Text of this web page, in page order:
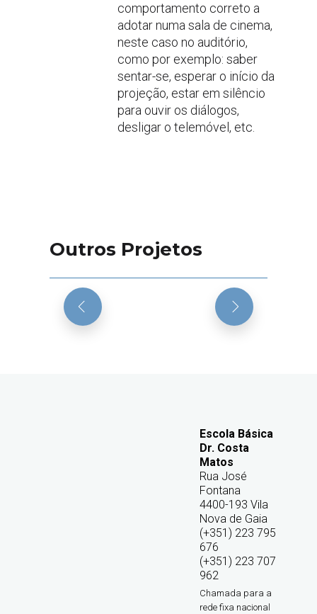
comportamento correto a
adotar numa sala de cinema,
neste caso no auditório,
como por exemplo: saber
sentar-se, esperar o início da
projeção, estar em silêncio
para ouvir os diálogos,
desligar o telemóvel, etc.
Outros Projetos
Escola Básica
Dr. Costa
Matos
Rua José
Fontana
4400-193 Vila
Nova de Gaia
(+351) 223 795
676
(+351) 223 707
962
Chamada para a
rede fixa nacional